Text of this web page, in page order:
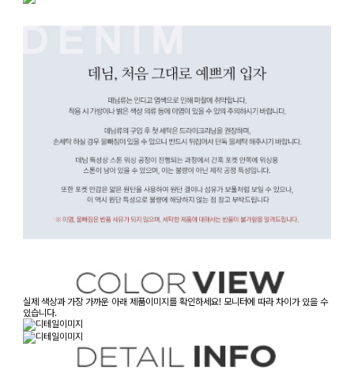
실제 색상과 가장 가까운 아래 제품이미지를 확인하세요! 모니터에 따라 차이가 있을 수
있습니다.